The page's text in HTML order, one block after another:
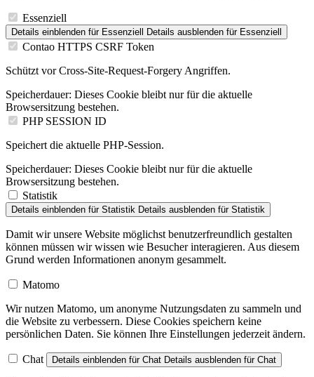
Essenziell
Details einblenden für Essenziell Details ausblenden für Essenziell
Contao HTTPS CSRF Token
Schützt vor Cross-Site-Request-Forgery Angriffen.
Speicherdauer: Dieses Cookie bleibt nur für die aktuelle
Browsersitzung bestehen.
PHP SESSION ID
Speichert die aktuelle PHP-Session.
Speicherdauer: Dieses Cookie bleibt nur für die aktuelle
Browsersitzung bestehen.
Statistik
Details einblenden für Statistik Details ausblenden für Statistik
Damit wir unsere Website möglichst benutzerfreundlich gestalten
können müssen wir wissen wie Besucher interagieren. Aus diesem
Grund werden Informationen anonym gesammelt.
Matomo
Wir nutzen Matomo, um anonyme Nutzungsdaten zu sammeln und
die Website zu verbessern. Diese Cookies speichern keine
persönlichen Daten. Sie können Ihre Einstellungen jederzeit ändern.
Chat Details einblenden für Chat Details ausblenden für Chat